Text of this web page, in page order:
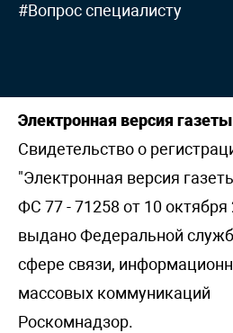
#Вопрос специалисту
Электронная версия
Свидетельство о
"Электронная версия
ФС 77 - 71258 от 10 октября
выдано Федеральной
сфере связи,
массовых коммуникаций
Роскомнадзор.